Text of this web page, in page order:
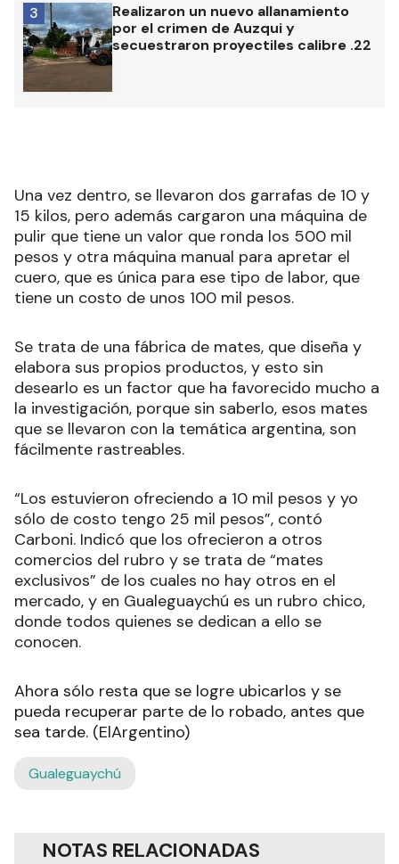
Realizaron un nuevo allanamiento
por el crimen de Auzqui y
secuestraron proyectiles calibre .22
3
Una vez dentro, se llevaron dos garrafas de 10 y
15 kilos, pero además cargaron una máquina de
pulir que tiene un valor que ronda los 500 mil
pesos y otra máquina manual para apretar el
cuero, que es única para ese tipo de labor, que
tiene un costo de unos 100 mil pesos.
Se trata de una fábrica de mates, que diseña y
elabora sus propios productos, y esto sin
desearlo es un factor que ha favorecido mucho a
la investigación, porque sin saberlo, esos mates
que se llevaron con la temática argentina, son
fácilmente rastreables.
“Los estuvieron ofreciendo a 10 mil pesos y yo
sólo de costo tengo 25 mil pesos”, contó
Carboni. Indicó que los ofrecieron a otros
comercios del rubro y se trata de “mates
exclusivos” de los cuales no hay otros en el
mercado, y en Gualeguaychú es un rubro chico,
donde todos quienes se dedican a ello se
conocen.
Ahora sólo resta que se logre ubicarlos y se
pueda recuperar parte de lo robado, antes que
sea tarde. (ElArgentino)
Gualeguaychú
NOTAS RELACIONADAS